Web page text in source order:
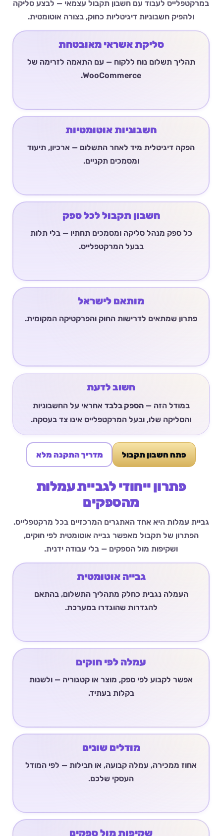
במרקטפלייס לעבוד עם חשבון תקבול עצמאי — לבצע סליקה
ולהפיק חשבוניות דיגיטליות כחוק, בצורה אוטומטית.
סליקת אשראי מאובטחת
תהליך תשלום נוח ללקוח — עם התאמה לזרימה של
WooCommerce.
חשבוניות אוטומטיות
הפקה דיגיטלית מיד לאחר התשלום — ארכיון, תיעוד
ומסמכים תקניים.
חשבון תקבול לכל ספק
כל ספק מנהל סליקה ומסמכים תחתיו — בלי תלות
בבעל המרקטפלייס.
מותאם לישראל
פתרון שמתאים לדרישות החוק והפרקטיקה המקומית.
חשוב לדעת
במודל הזה —הספק בלבד אחראי על החשבוניות
והסליקה שלו, ובעל המרקטפלייס אינו צד בעסקה.
פתח חשבון תקבול מדריך התקנה מלא
פתרון ייחודי לגביית עמלות
מהספקים
גביית עמלות היא אחד האתגרים המרכזיים בכל מרקטפלייס.
הפתרון של תקבול מאפשר גבייה אוטומטית לפי חוקים,
ושקיפות מול הספקים — בלי עבודה ידנית.
גבייה אוטומטית
העמלה נגבית כחלק מתהליך התשלום, בהתאם
להגדרות שהוגדרו במערכת.
עמלה לפי חוקים
אפשר לקבוע לפי ספק, מוצר או קטגוריה — ולשנות
בקלות בעתיד.
מודלים שונים
אחוז ממכירה, עמלה קבועה, או חבילות — לפי המודל
העסקי שלכם.
שקיפות מול ספקים